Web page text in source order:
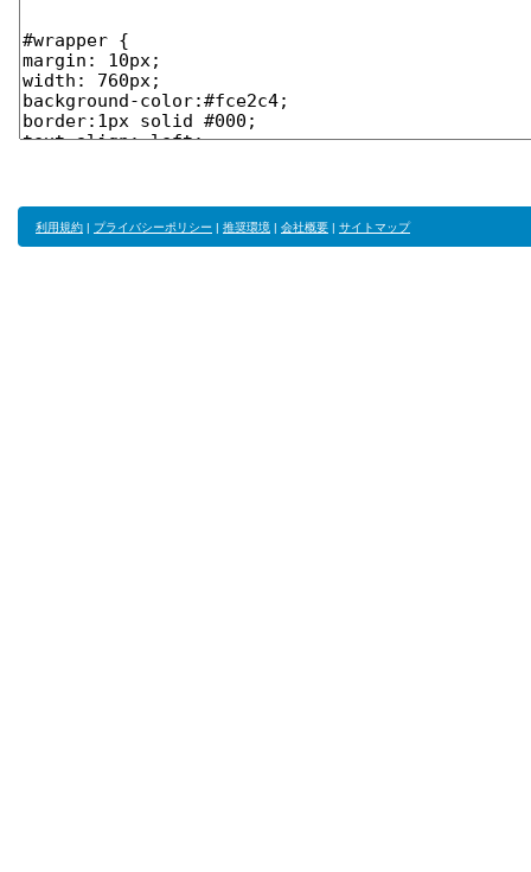
利用規約 | プライバシーポリシー | 推奨環境 | 会社概要 | サイトマップ